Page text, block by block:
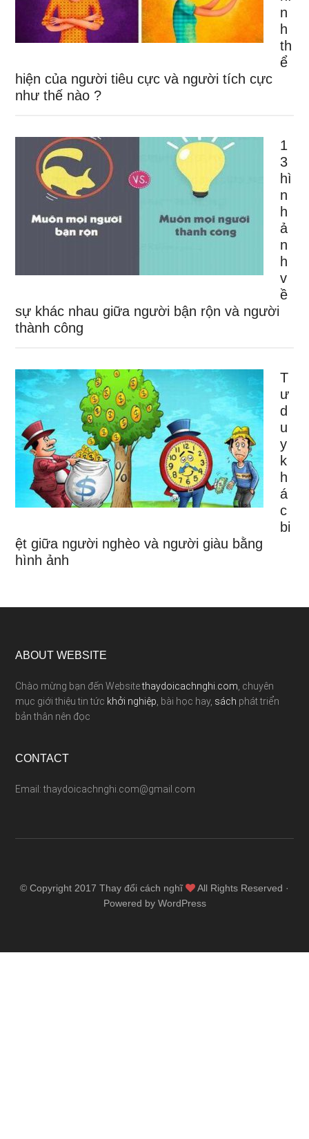
n
h
th
ể
hiện của người tiêu cực và người tích cực
như thế nào ?
1
3
hì
n
h
ả
n
h
v
ề
sự khác nhau giữa người bận rộn và người
thành công
T
ư
d
u
y
k
h
á
c
bi
ệt giữa người nghèo và người giàu bằng
hình ảnh
ABOUT WEBSITE
Chào mừng bạn đến Websitethaydoicachnghi.com , chuyên
mục giới thiệu tin tức khởi nghiệp , bài học hay, sách phát triển
bản thân nên đọc
CONTACT
Email: thaydoicachnghi.com@gmail.com
© Copyright 2017 Thay đổi cách nghĩ
All Rights Reserved ·
Powered by WordPress